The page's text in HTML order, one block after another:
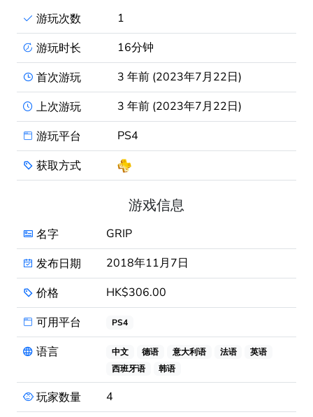
游玩次数
1
游玩时长
16分钟
首次游玩
3 年前 (2023年7月22日)
上次游玩
3 年前 (2023年7月22日)
游玩平台
PS4
获取方式
游戏信息
名字
GRIP
发布日期
2018年11月7日
价格
HK$306.00
可用平台
PS4
语言 中文 德语 意大利语 法语
英语
西班牙语
韩语
玩家数量
4